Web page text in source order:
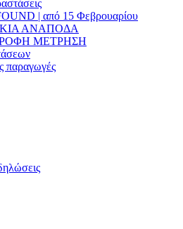
| από 15 Φεβρουαρίου
ΑΝΑΠΟΔΑ
ΜΕΤΡΗΣΗ
παραγωγές